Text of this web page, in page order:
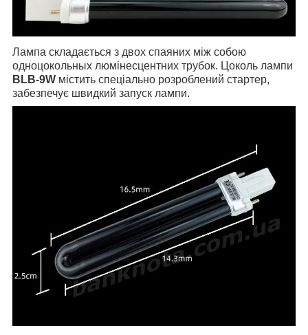
Лампа складається з двох спаяних між собою
одноцокольных люмінесцентних трубок. Цоколь лампи
BLB-9W містить спеціально розроблений стартер,
забезпечує швидкий запуск лампи.